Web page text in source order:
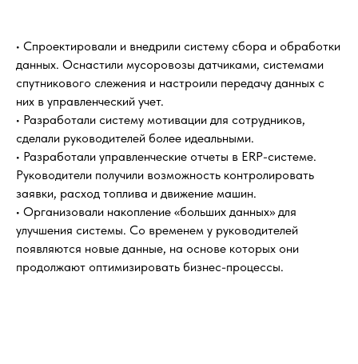
• Спроектировали и внедрили систему сбора и обработки
данных. Оснастили мусоровозы датчиками, системами
спутникового слежения и настроили передачу данных с
них в управленческий учет.
• Разработали систему мотивации для сотрудников,
сделали руководителей более идеальными.
• Разработали управленческие отчеты в ERP-системе.
Руководители получили возможность контролировать
заявки, расход топлива и движение машин.
• Организовали накопление «больших данных» для
улучшения системы. Со временем у руководителей
появляются новые данные, на основе которых они
продолжают оптимизировать бизнес-процессы.